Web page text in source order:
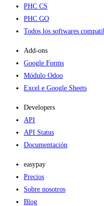
PHC CS
PHC GO
Todos los softwares
Add-ons​
Google Forms
Módulo Odoo
Excel e Google Sheets
Developers
API
API Status
Documentación
easypay
Precios
Sobre nosotros
Blog